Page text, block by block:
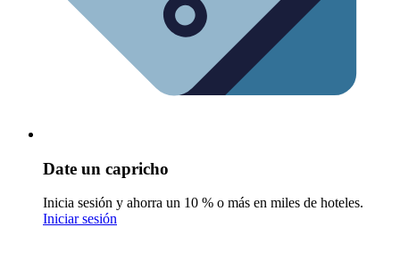
Date un capricho
Inicia sesión y ahorra un 10 % o más en miles de hoteles.
Iniciar sesión